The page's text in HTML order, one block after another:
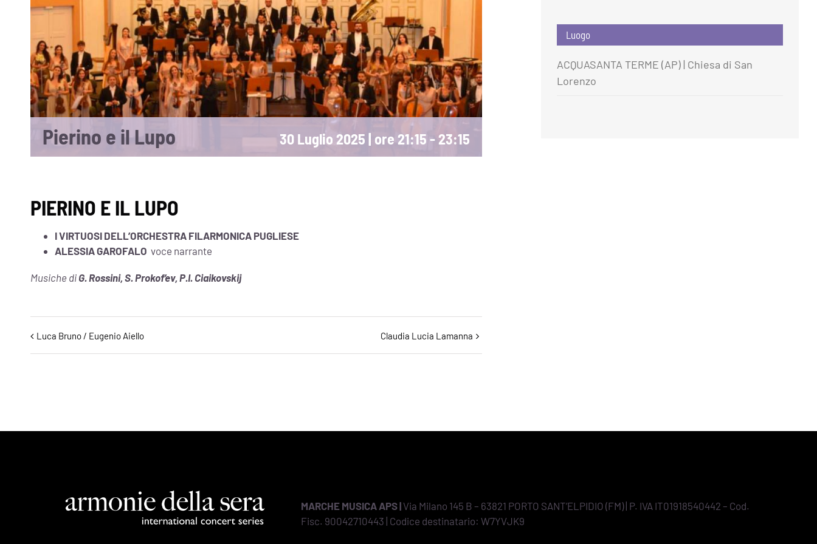
Pierino e il Lupo 30 Luglio 2025 | ore 21:15 -23:15
PIERINO E IL LUPO
I VIRTUOSI DELL’ORCHESTRA FILARMONICA PUGLIESE
ALESSIA GAROFALO voce narrante
Musiche di G. Rossini, S. Prokof’ev, P.I. Ciaikovskij
Evento
Navigazione
Luca Bruno / Eugenio Aiello Claudia Lucia Lamanna
Luogo
ACQUASANTA TERME (AP) | Chiesa di San
Lorenzo
MARCHE MUSICA APS |Via Milano 145 B – 63821 PORTO SANT’ELPIDIO (FM) | P. IVA IT01918540442 – Cod.
Fisc. 90042710443 | Codice destinatario: W7YVJK9